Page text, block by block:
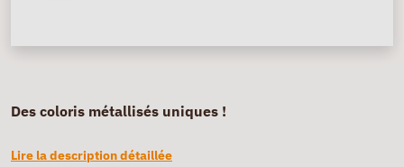
Des coloris métallisés uniques !
Lire la description détaillée